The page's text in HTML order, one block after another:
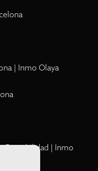
| Inmo Olaya
Rentabilidad | Inmo